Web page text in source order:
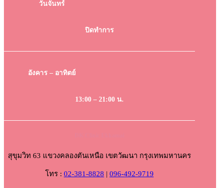
วันจันทร์
ปิดทำการ
อังคาร – อาทิตย์
13:00 – 21:00 น.
สุขุมวิท 63 แขวงคลองตันเหนือ เขตวัฒนา กรุงเทพมหานคร
โทร : 02-381-8828 | 096-492-9719